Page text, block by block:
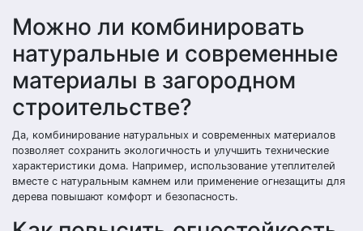
Можно ли комбинировать
натуральные и современные
материалы в загородном
строительстве?
Да, комбинирование натуральных и современных материалов
позволяет сохранить экологичность и улучшить технические
характеристики дома. Например, использование утеплителей
вместе с натуральным камнем или применение огнезащиты для
дерева повышают комфорт и безопасность.